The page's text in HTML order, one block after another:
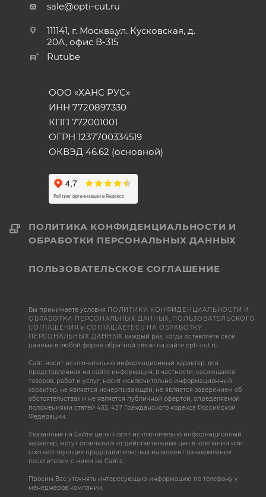
sale@opti-cut.ru
111141, г. Москва,ул. Кусковская, д.
20А, офис В-315
Rutube
ООО «ХАНС РУС»
ИНН 7720897330
КПП 772001001
ОГРН 1237700334519
ОКВЭД 46.62 (основной)
ПОЛИТИКА КОНФИДЕНЦИАЛЬНОСТИ И
ОБРАБОТКИ ПЕРСОНАЛЬНЫХ ДАННЫХ
ПОЛЬЗОВАТЕЛЬСКОЕ СОГЛАШЕНИЕ
Вы принимаете условия ПОЛИТИКИ КОНФИДЕНЦИАЛЬНОСТИ И
ОБРАБОТКИ ПЕРСОНАЛЬНЫХ ДАННЫХ, ПОЛЬЗОВАТЕЛЬСКОГО
СОГЛАШЕНИЯ иСОГЛАШАЕТЕСЬ НА ОБРАБОТКУ
ПЕРСОНАЛЬНЫХ ДАННЫХ каждый раз, когда оставляете свои
данные в любой форме обратной связи на сайте opti-cut.ru
Сайт носит исключительно информационный характер, вся
представленная на сайте информация, в частности, касающаяся
товаров, работ и услуг, носит исключительно информационный
характер, не является исчерпывающей, не является заверением об
обстоятельствах и не является публичной офертой, определяемой
положениями статей 435, 437 Гражданского кодекса Российской
Федерации.
Указанные на Сайте цены носят исключительно информационный
характер, могут отличаться от действительных цен в компании или
соответствующих представительствах на момент ознакомления
посетителем с ними на Сайте.
Просим Вас уточнять интересующую информацию по телефону у
менеджеров компании.